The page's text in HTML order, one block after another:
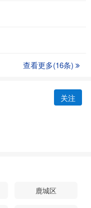
查看更多(16条)
关注
鹿城区